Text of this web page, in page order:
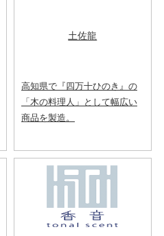
土佐龍
高知県で『四万十ひのき』の
「木の料理人」として幅広い
商品を製造。